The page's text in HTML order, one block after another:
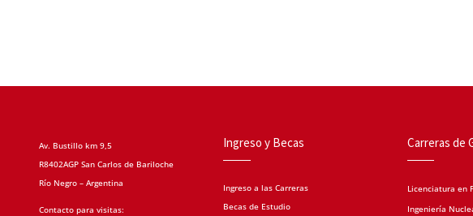
Av. Bustillo km 9,5
R8402AGP San Carlos de Bariloche
Río Negro – Argentina
Contacto para visitas:
Ingreso y Becas
Ingreso a las Carreras
Becas de Estudio
Carreras de
Licenciatura en
Ingeniería